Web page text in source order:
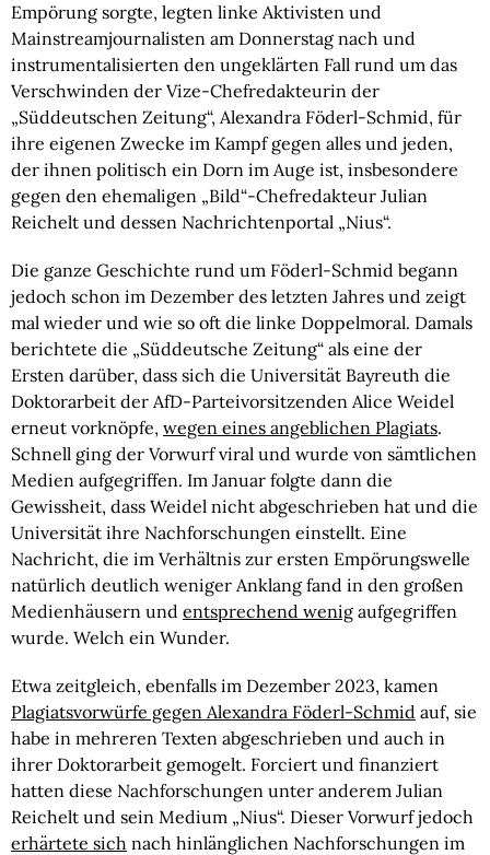
Empörung sorgte, legten linke Aktivisten und
Mainstreamjournalisten am Donnerstag nach und
instrumentalisierten den ungeklärten Fall rund um das
Verschwinden der Vize-Chefredakteurin der
„Süddeutschen Zeitung“, Alexandra Föderl-Schmid, für
ihre eigenen Zwecke im Kampf gegen alles und jeden,
der ihnen politisch ein Dorn im Auge ist, insbesondere
gegen den ehemaligen „Bild“-Chefredakteur Julian
Reichelt und dessen Nachrichtenportal „Nius“.
Die ganze Geschichte rund um Föderl-Schmid begann
jedoch schon im Dezember des letzten Jahres und zeigt
mal wieder und wie so oft die linke Doppelmoral. Damals
berichtete die „Süddeutsche Zeitung“ als eine der
Ersten darüber, dass sich die Universität Bayreuth die
Doktorarbeit der AfD-Parteivorsitzenden Alice Weidel
erneut vorknöpfe, wegen eines angeblichen Plagiats.
Schnell ging der Vorwurf viral und wurde von sämtlichen
Medien aufgegriffen. Im Januar folgte dann die
Gewissheit, dass Weidel nicht abgeschrieben hat und die
Universität ihre Nachforschungen einstellt. Eine
Nachricht, die im Verhältnis zur ersten Empörungswelle
natürlich deutlich weniger Anklang fand in den großen
Medienhäusern und entsprechend wenig aufgegriffen
wurde. Welch ein Wunder.
Etwa zeitgleich, ebenfalls im Dezember 2023, kamen
Plagiatsvorwürfe gegen Alexandra Föderl-Schmid auf, sie
habe in mehreren Texten abgeschrieben und auch in
ihrer Doktorarbeit gemogelt. Forciert und finanziert
hatten diese Nachforschungen unter anderem Julian
Reichelt und sein Medium „Nius“. Dieser Vorwurf jedoch
erhärtete sich nach hinlänglichen Nachforschungen im